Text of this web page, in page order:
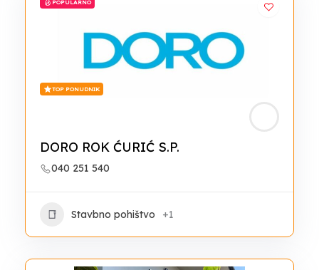
POPULARNO
TOP PONUDNIK
DORO ROK ĆURIĆ S.P.
040 251 540
Stavbno pohištvo +1